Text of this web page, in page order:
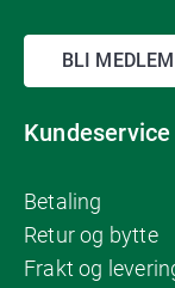
BLI MEDLEM
Kundeservice
Betaling
Retur og bytte
Frakt og